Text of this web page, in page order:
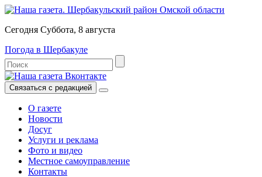
Сегодня Суббота, 8 августа
Погода в Шербакуле
Связаться с редакцией
О газете
Новости
Досуг
Услуги и реклама
Фото и видео
Местное самоуправление
Контакты